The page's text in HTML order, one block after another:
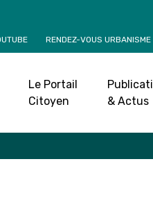
RENDEZ-VOUS URBANISME
Le Portail
Citoyen
& Actus
Accueil»Agenda